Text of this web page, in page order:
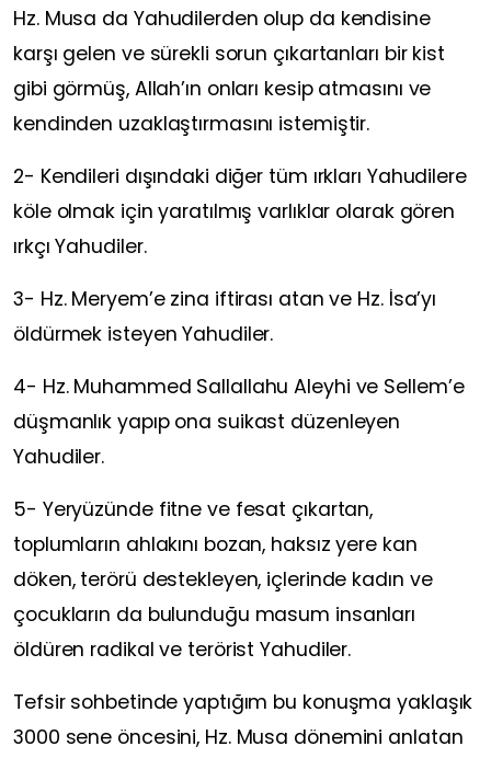
Hz. Musa da Yahudilerden olup da kendisine
karşı gelen ve sürekli sorun çıkartanları bir kist
gibi görmüş, Allah’ın onları kesip atmasını ve
kendinden uzaklaştırmasını istemiştir.
2- Kendileri dışındaki diğer tüm ırkları Yahudilere
köle olmak için yaratılmış varlıklar olarak gören
ırkçı Yahudiler.
3- Hz. Meryem’e zina iftirası atan ve Hz. İsa’yı
öldürmek isteyen Yahudiler.
4- Hz. Muhammed Sallallahu Aleyhi ve Sellem’e
düşmanlık yapıp ona suikast düzenleyen
Yahudiler.
5- Yeryüzünde fitne ve fesat çıkartan,
toplumların ahlakını bozan, haksız yere kan
döken, terörü destekleyen, içlerinde kadın ve
çocukların da bulunduğu masum insanları
öldüren radikal ve terörist Yahudiler.
Tefsir sohbetinde yaptığım bu konuşma yaklaşık
3000 sene öncesini, Hz. Musa dönemini anlatan